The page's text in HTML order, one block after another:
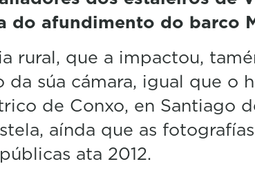
do afundimento do barco
rural, que a impactou,
da súa cámara, igual que o
de Conxo, en Santiago
aínda que as
ata 2012.